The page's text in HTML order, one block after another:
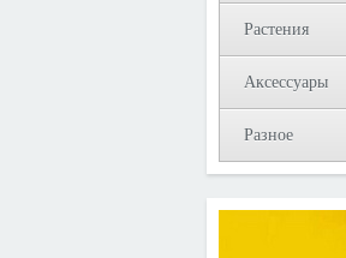
Растения
Аксессуары
Разное